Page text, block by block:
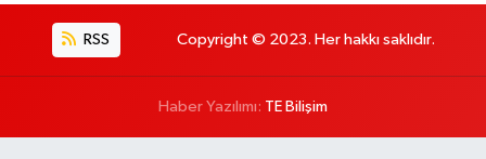
RSS Copyright © 2023. Her hakkı saklıdır.
Haber Yazılımı: TE Bilişim